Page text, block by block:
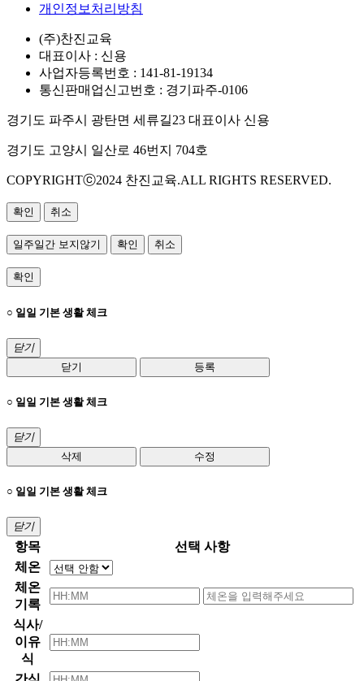
개인정보처리방침
(주)찬진교육
대표이사 : 신용
사업자등록번호 : 141-81-19134
통신판매업신고번호 : 경기파주-0106
경기도 파주시 광탄면 세류길23 대표이사 신용
경기도 고양시 일산로 46번지 704호
COPYRIGHTⓒ2024 찬진교육.ALL RIGHTS RESERVED.
확인 취소
일주일간 보지않기 확인 취소
확인
○ 일일 기본 생활 체크
닫기
닫기
등록
○ 일일 기본 생활 체크
닫기
삭제
수정
○ 일일 기본 생활 체크
닫기
항목
선택 사항
체온
체온
기록
식사/
이유
식